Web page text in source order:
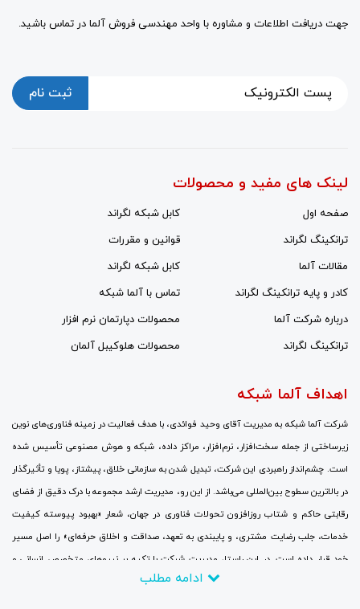
جهت دریافت اطلاعات و مشاوره با واحد مهندسی فروش آلما در تماس باشید.
ثبت نام
لینک های مفید و محصولات
صفحه اول
کابل شبکه لگراند
ترانکینگ لگراند
قوانین و مقررات
مقالات آلما
کابل شبکه لگراند
کادر و پایه ترانکینگ لگراند
تماس با آلما شبکه
درباره شرکت آلما
محصولات دپارتمان نرم افزار
ترانکینگ لگراند
محصولات هلوکیبل آلمان
اهداف آلما شبکه
شرکت آلما شبکه به مدیریت آقای وحید فوائدی، با هدف فعالیت در زمینه فناوری‌های نوین
زیرساختی از جمله سخت‌افزار، نرم‌افزار، مراکز داده، شبکه و هوش مصنوعی تأسیس شده
است. چشم‌انداز راهبردی این شرکت، تبدیل شدن به سازمانی خلاق، پیشتاز، پویا و تأثیرگذار
در بالاترین سطوح بین‌المللی می‌باشد. از این رو، مدیریت ارشد مجموعه با درک دقیق از فضای
رقابتی حاکم و شتاب روزافزون تحولات فناوری در جهان، شعار «بهبود پیوسته کیفیت
خدمات، جلب رضایت مشتری، و پایبندی به تعهد، صداقت و اخلاق حرفه‌ای» را اصل مسیر
خود قرار داده است. در این راستا، مدیریت شرکت با تکیه بر نیروهای متخصص انسانی و
سرمایه‌گذاری مالی گسترده، جایگزینی نگرش‌های نوین به جای رویکردهای سنتی، برقراری